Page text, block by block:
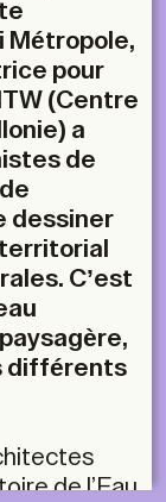
Métropole,
pour
(Centre
a
de
dessiner
C’est
différents
de l’Eau